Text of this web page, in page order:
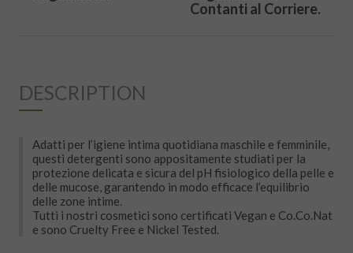
Contanti al Corriere.
DESCRIPTION
Adatti per l’igiene intima quotidiana maschile e femminile,
questi detergenti sono appositamente studiati per la
protezione delicata e sicura del pH fisiologico della pelle e
delle mucose, garantendo in modo efficace l’equilibrio
delle zone intime.
Tutti i nostri cosmetici sono certificati Vegan e Co.Co.Nat
e sono Cruelty Free e Nickel Tested.